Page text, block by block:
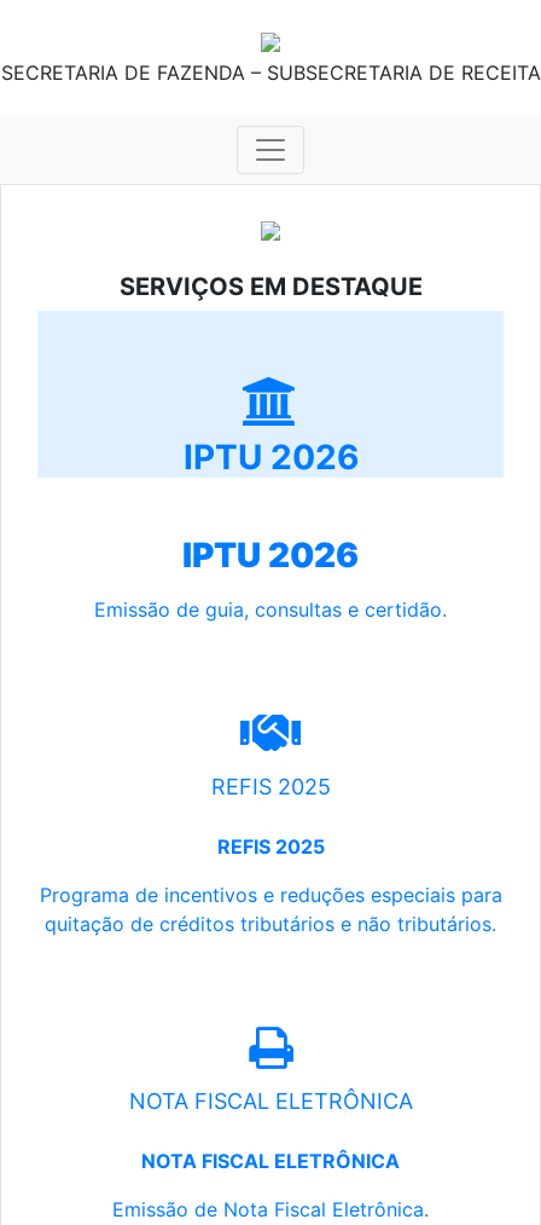
SECRETARIA DE FAZENDA – SUBSECRETARIA DE RECEITA
SERVIÇOS EM DESTAQUE
IPTU 2026
IPTU 2026
Emissão de guia, consultas e certidão.
REFIS 2025
REFIS 2025
Programa de incentivos e reduções especiais para
quitação de créditos tributários e não tributários.
NOTA FISCAL ELETRÔNICA
NOTA FISCAL ELETRÔNICA
Emissão de Nota Fiscal Eletrônica.